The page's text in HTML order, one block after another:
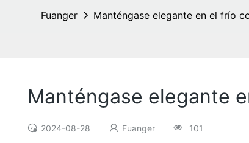
Fuanger Manténgase elegante en el frío
Manténgase elegante
2024-08-28 Fuanger 101